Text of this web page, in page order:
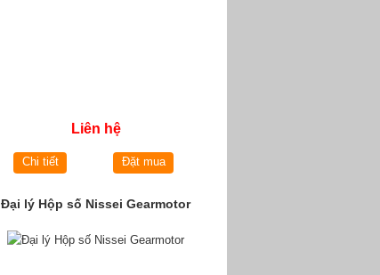
Liên hệ
Chi tiết Đặt mua
Đại lý Hộp số Nissei Gearmotor